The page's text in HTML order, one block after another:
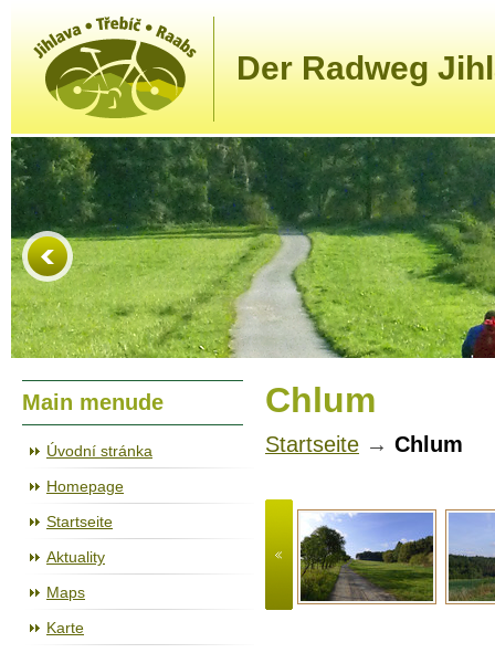
Der Radweg
Der Radweg Jihlava – Třebíč – Raabs
Main menude
Úvodní stránka
Homepage
Startseite
Aktuality
Maps
Karte
Chlum
Startseite → Chlum